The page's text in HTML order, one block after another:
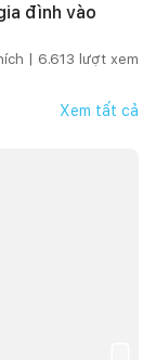
đình vào
| 6.613 lượt xem
Xem tất cả